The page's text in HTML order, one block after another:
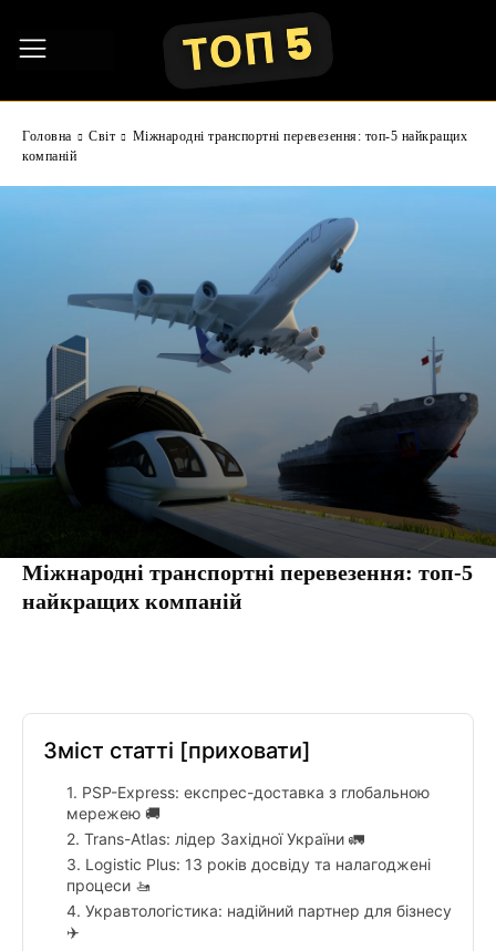
Головна Світ
Міжнародні транспортні перевезення: топ-5 найкращих
компаній
Міжнародні транспортні перевезення: топ-5
найкращих компаній
Зміст статті [приховати]
1. PSP-Express: експрес-доставка з глобальною
мережею 🚚
2. Trans-Atlas: лідер Західної України 🚛
3. Logistic Plus: 13 років досвіду та налагоджені
процеси 🚤
4. Укравтологістика: надійний партнер для бізнесу
✈️